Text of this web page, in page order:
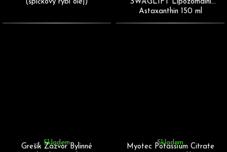
(špičkový rybí olej)
SWAGLIFT Lipozomální
Astaxanthin 150 ml
Grešík Zázvor Bylinné
Skladem
Myotec Potassium Citrate
Skladem